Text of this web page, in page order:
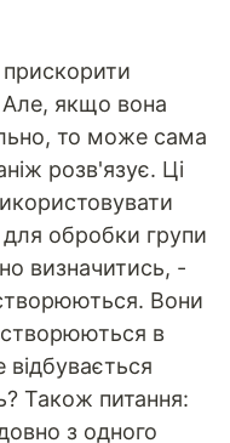
якщо вона
то може сама
розв'язує. Ці
для обробки групи
визначитись, -
Вони
створюються в
Також питання:
з одного